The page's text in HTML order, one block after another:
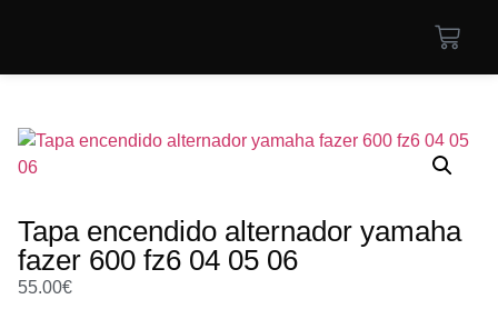
Tapa encendido alternador yamaha
fazer 600 fz6 04 05 06
55.00€